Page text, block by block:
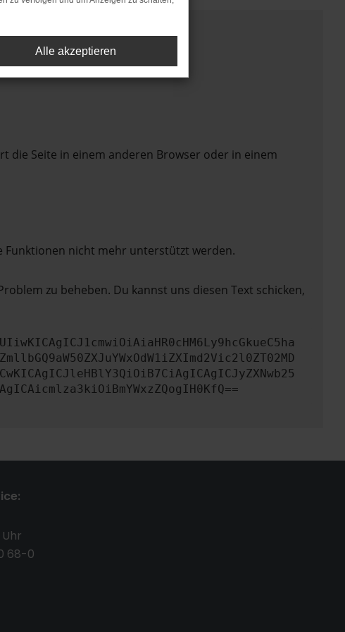
die Seite in einem anderen Browser oder in einem
Funktionen nicht mehr unterstützt werden.
zu beheben. Du kannst uns diesen Text schicken,
68-0
Alle akzeptieren